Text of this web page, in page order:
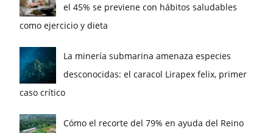
el 45% se previene con hábitos saludables
como ejercicio y dieta
La minería submarina amenaza especies
desconocidas: el caracol Lirapex felix, primer
caso crítico
Cómo el recorte del 79% en ayuda del Reino